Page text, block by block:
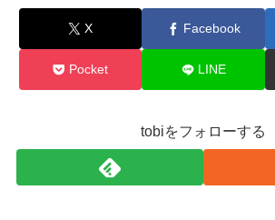
X Facebook
Pocket LINE
tobiをフォローする